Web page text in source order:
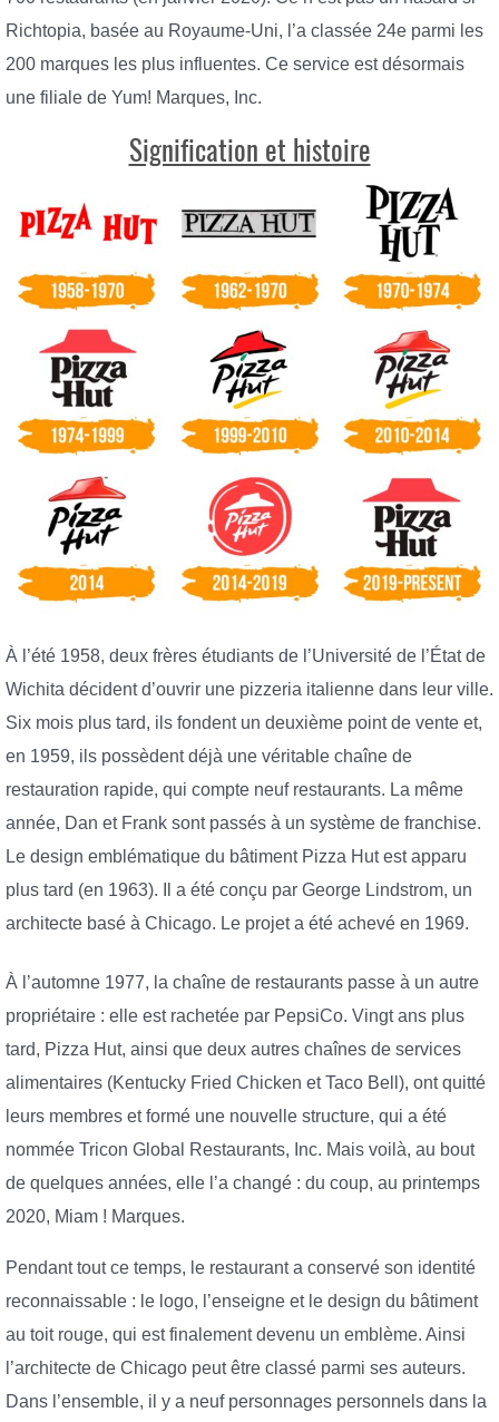
Richtopia, basée au Royaume-Uni, l’a classée 24e parmi les
200 marques les plus influentes. Ce service est désormais
une filiale de Yum! Marques, Inc.
Signification et histoire
À l’été 1958, deux frères étudiants de l’Université de l’État de
Wichita décident d’ouvrir une pizzeria italienne dans leur ville.
Six mois plus tard, ils fondent un deuxième point de vente et,
en 1959, ils possèdent déjà une véritable chaîne de
restauration rapide, qui compte neuf restaurants. La même
année, Dan et Frank sont passés à un système de franchise.
Le design emblématique du bâtiment Pizza Hut est apparu
plus tard (en 1963). Il a été conçu par George Lindstrom, un
architecte basé à Chicago. Le projet a été achevé en 1969.
À l’automne 1977, la chaîne de restaurants passe à un autre
propriétaire : elle est rachetée par PepsiCo. Vingt ans plus
tard, Pizza Hut, ainsi que deux autres chaînes de services
alimentaires (Kentucky Fried Chicken et Taco Bell), ont quitté
leurs membres et formé une nouvelle structure, qui a été
nommée Tricon Global Restaurants, Inc. Mais voilà, au bout
de quelques années, elle l’a changé : du coup, au printemps
2020, Miam ! Marques.
Pendant tout ce temps, le restaurant a conservé son identité
reconnaissable : le logo, l’enseigne et le design du bâtiment
au toit rouge, qui est finalement devenu un emblème. Ainsi
l’architecte de Chicago peut être classé parmi ses auteurs.
Dans l’ensemble, il y a neuf personnages personnels dans la